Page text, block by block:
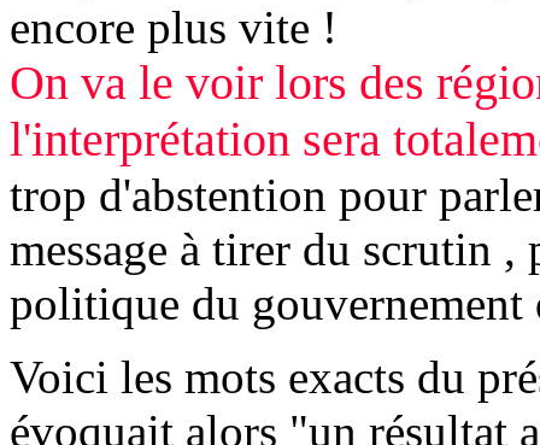
encore plus vite !
On va le voir lors des
l'interprétation sera
trop d'abstention pour
message à tirer du scrutin ,
politique du gouvernement
Voici les mots exacts du
évoquait alors "un résultat